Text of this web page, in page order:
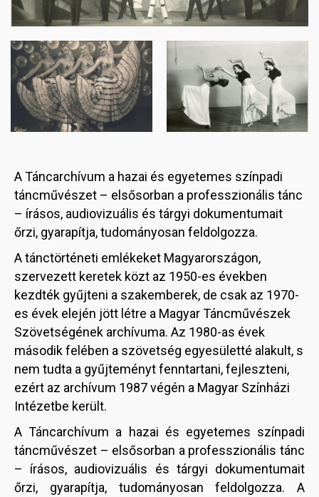
Image Image
A Táncarchívum a hazai és egyetemes színpadi
táncművészet – elsősorban a professzionális tánc
– írásos, audiovizuális és tárgyi dokumentumait
őrzi, gyarapítja, tudományosan feldolgozza.
A tánctörténeti emlékeket Magyarországon,
szervezett keretek közt az 1950-es években
kezdték gyűjteni a szakemberek, de csak az 1970-
es évek elején jött létre a Magyar Táncművészek
Szövetségének archívuma. Az 1980-as évek
második felében a szövetség egyesületté alakult, s
nem tudta a gyűjteményt fenntartani, fejleszteni,
ezért az archívum 1987 végén a Magyar Színházi
Intézetbe került.
A Táncarchívum a hazai és egyetemes színpadi
táncművészet – elsősorban a professzionális tánc
– írásos, audiovizuális és tárgyi dokumentumait
őrzi, gyarapítja, tudományosan feldolgozza. A